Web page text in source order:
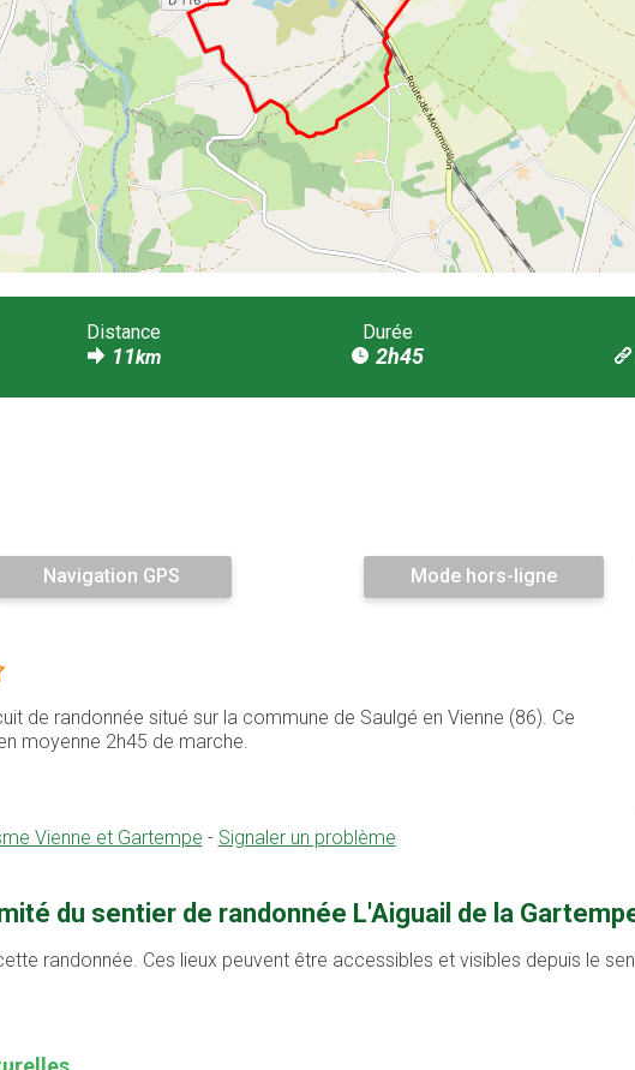
Distance
11km
Durée
2h45
Navigation GPS Mode hors-ligne
de randonnée situé sur la commune de Saulgé en Vienne (86). Ce
moyenne 2h45 de marche.
Vienne et Gartempe - Signaler un problème
du sentier de randonnée L'Aiguail de la
randonnée. Ces lieux peuvent être accessibles et visibles depuis le